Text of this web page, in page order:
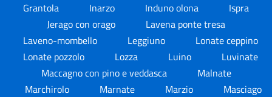
Grantola
Inarzo Induno olona
Ispra
Jerago con orago
Lavena ponte tresa
Laveno-mombello
Leggiuno
Lonate ceppino
Lonate pozzolo
Lozza Luino
Luvinate
Maccagno con pino e veddasca
Malnate
Marchirolo
Marnate Marzio
Masciago